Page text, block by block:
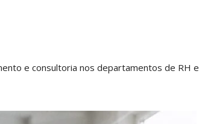
e consultoria nos departamentos de RH e